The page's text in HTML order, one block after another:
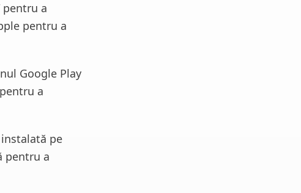
pentru a
pentru a
Google Play
a
pe
pentru a